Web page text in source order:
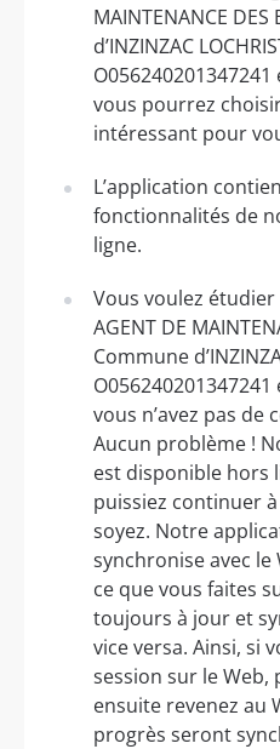
MAINTENANCE
d’INZINZAC
vous pourrez
intéressant pour
L’application
fonctionnalités de
ligne.
Vous voulez
AGENT DE
Commune
vous n’avez pas de
Aucun problème !
est disponible hors
puissiez continuer
soyez. Notre
synchronise avec
ce que vous faites
toujours à jour et
vice versa. Ainsi, si
session sur le Web,
ensuite revenez au
progrès seront